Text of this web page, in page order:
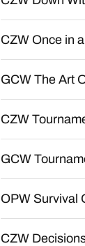
CZW Once in
GCW The Art
CZW
GCW
OPW Survival
CZW